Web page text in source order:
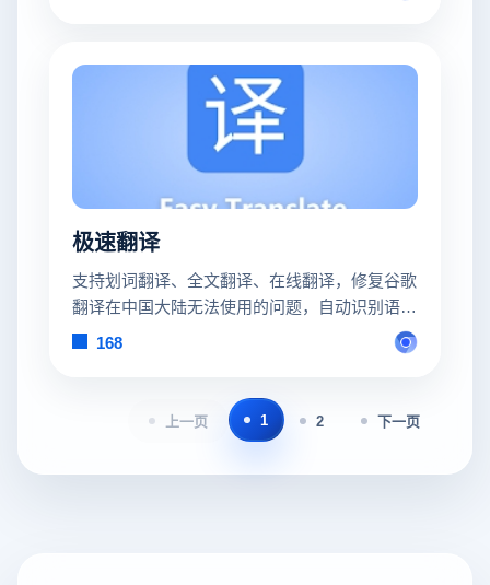
极速翻译
支持划词翻译、全文翻译、在线翻译，修复谷歌
翻译在中国大陆无法使用的问题，自动识别语
言，支持上百种语言互译，无障碍阅读外文
168
上一页 1 2 下一页